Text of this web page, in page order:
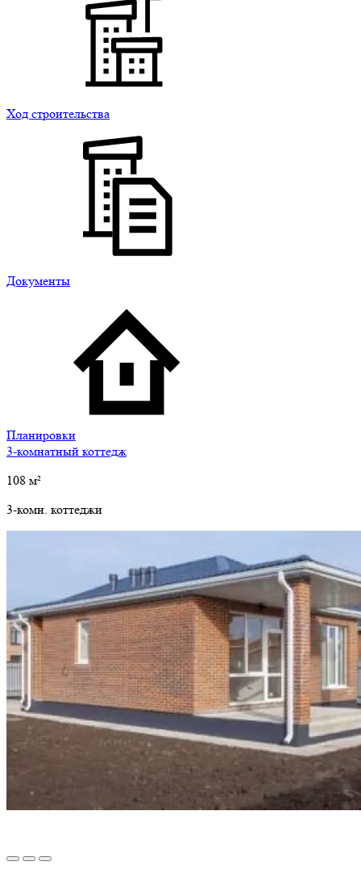
Ход строительства
Документы
Планировки
3-комнатный коттедж
108 м²
3-комн. коттеджи